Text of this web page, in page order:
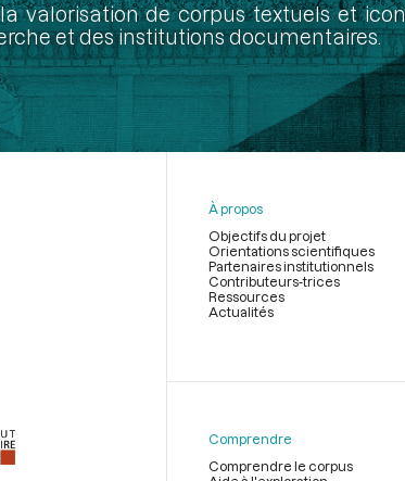
valorisation de corpus textuels et
et des institutions documentaires.
page
À propos
Objectifs du projet
Orientations scientifiques
Partenaires institutionnels
Contributeurs-trices
Ressources
Actualités
Comprendre
Comprendre le corpus